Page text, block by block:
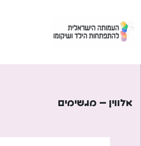
content
אלווין – מגשימים